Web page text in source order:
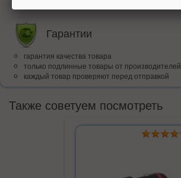
Гарантии
гарантия качества товара
только подлинные товары от производителей
каждый товар проверяют перед отправкой
Также советуем посмотреть